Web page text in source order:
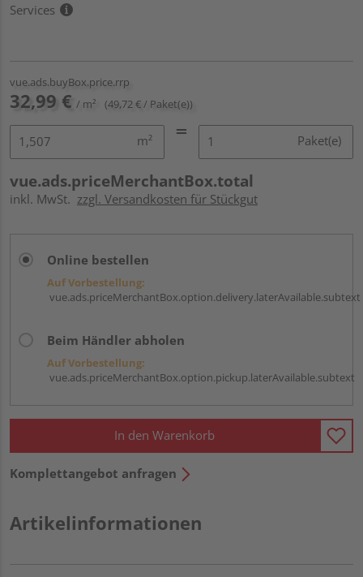
Services
vue.ads.buyBox.price.rrp
32,99 € / m² (49,72 € / Paket(e))
m² Paket(e)
vue.ads.priceMerchantBox.total
inkl. MwSt. zzgl. Versandkosten für Stückgut
Online bestellen
Auf Vorbestellung:
vue.ads.priceMerchantBox.option.delivery.laterAvailable.subtext
Beim Händler abholen
Auf Vorbestellung:
vue.ads.priceMerchantBox.option.pickup.laterAvailable.subtext
In den Warenkorb
Komplettangebot anfragen
Artikelinformationen